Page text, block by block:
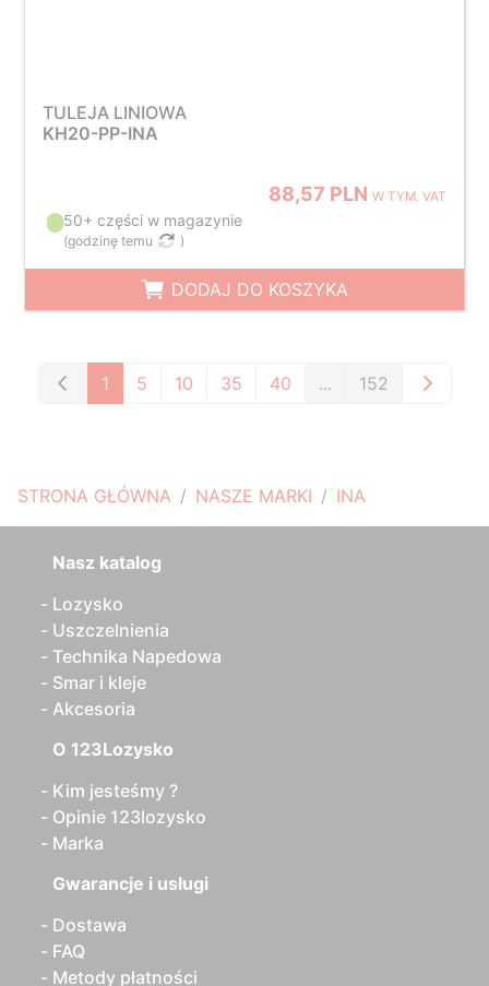
STRONA GŁÓWNA NASZE MARKI INA
TULEJA LINIOWA
KH20-PP-INA
88,57 PLNW TYM. VAT
50+ części w magazynie
(godzinę temu )
DODAJ DO KOSZYKA
1 5 10 35 40 ... 152
Nasz katalog
Lozysko
Uszczelnienia
Technika Napedowa
Smar i kleje
Akcesoria
O 123Lozysko
Kim jesteśmy ?
Opinie 123lozysko
Marka
Gwarancje i usługi
Dostawa
FAQ
Metody płatności